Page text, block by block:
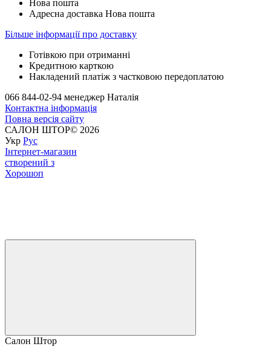
Нова пошта
Адресна доставка Нова пошта
Більше інформації про доставку
Готівкою при отриманні
Кредитною карткою
Накладений платіж з частковою передоплатою
066 844-02-94 менеджер Наталія
Контактна інформація
Повна версія сайту
САЛОН ШТОР© 2026
Укр Рус
Інтернет-магазин
створений з
Хорошоп
Салон Штор